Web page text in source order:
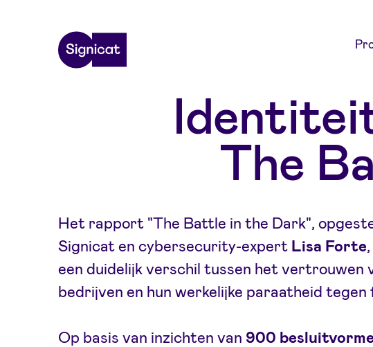
The
Het rapport "The Battle in the Dark",
Signicat en cybersecurity-expert Lisa Forte
een duidelijk verschil tussen het vertrouwen
bedrijven en hun werkelijke paraatheid tegen
Op basis van inzichten van 900